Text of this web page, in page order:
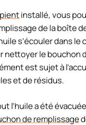
installé, vous
de la boîte
s’écouler dans
nettoyer le bouchon
est sujet à
et de résidus.
l’huile a été
de remplissage